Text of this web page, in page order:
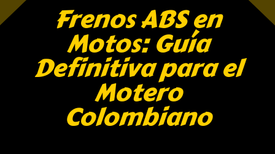
Frenos ABS en
Motos: Guía
Definitiva para el
Motero
Colombiano